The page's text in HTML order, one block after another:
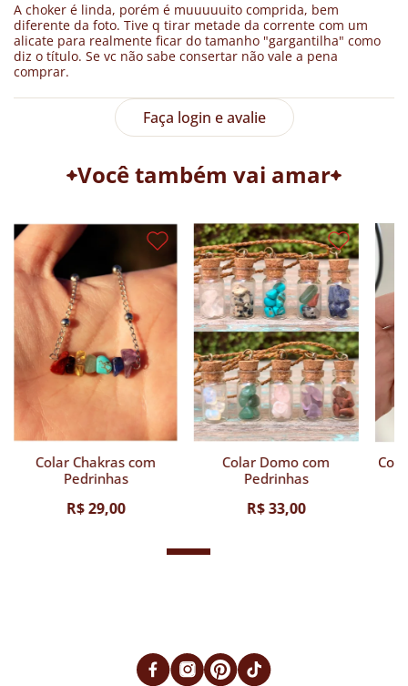
A choker é linda, porém é muuuuuito comprida, bem
diferente da foto. Tive q tirar metade da corrente com um
alicate para realmente ficar do tamanho "gargantilha" como
diz o título. Se vc não sabe consertar não vale a pena
comprar.
Faça login e avalie
Você também vai amar
com
Colar Domo com
Colar Girassol